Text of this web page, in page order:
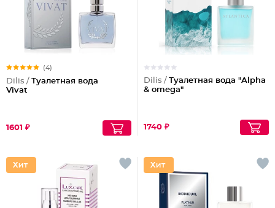
(4)
Dilis / Туалетная вода
Vivat
1601 ₽
Dilis / Туалетная вода "Alpha
& omega"
1740 ₽